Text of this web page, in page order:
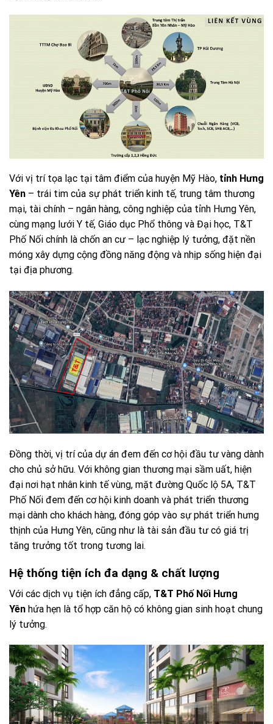
Với vị trí tọa lạc tại tâm điểm của huyện Mỹ Hào, tỉnh Hưng
Yên – trái tim của sự phát triển kinh tế, trung tâm thương
mại, tài chính – ngân hàng, công nghiệp của tỉnh Hưng Yên,
cùng mạng lưới Y tế, Giáo dục Phổ thông và Đại học, T&T
Phố Nối chính là chốn an cư – lạc nghiệp lý tưởng, đặt nền
móng xây dựng cộng đồng năng động và nhịp sống hiện đại
tại địa phương.
Đồng thời, vị trí của dự án đem đến cơ hội đầu tư vàng dành
cho chủ sở hữu. Với không gian thương mại sầm uất, hiện
đại nơi hạt nhân kinh tế vùng, mặt đường Quốc lộ 5A, T&T
Phố Nối đem đến cơ hội kinh doanh và phát triển thương
mại dành cho khách hàng, đóng góp vào sự phát triển hưng
thịnh của Hưng Yên, cũng như là tài sản đầu tư có giá trị
tăng trưởng tốt trong tương lai.
Hệ thống tiện ích đa dạng & chất lượng
Với các dịch vụ tiện ích đẳng cấp, T&T Phố Nối Hưng
Yên hứa hẹn là tổ hợp căn hộ có không gian sinh hoạt chung
lý tưởng.